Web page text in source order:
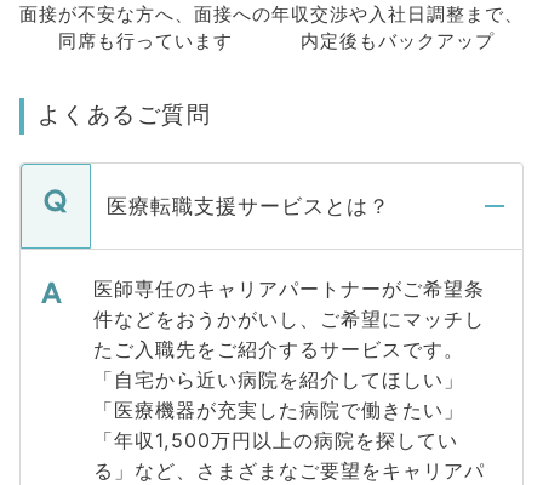
面接が不安な方へ、 面接への
同席も行っています
年収交渉や入社日調整まで、
内定後もバックアップ
よくあるご質問
医療転職支援サービスとは？
医師専任のキャリアパートナーがご希望条
件などをおうかがいし、ご希望にマッチし
たご入職先をご紹介するサービスです。
「自宅から近い病院を紹介してほしい」
「医療機器が充実した病院で働きたい」
「年収1,500万円以上の病院を探してい
る」など、さまざまなご要望をキャリアパ